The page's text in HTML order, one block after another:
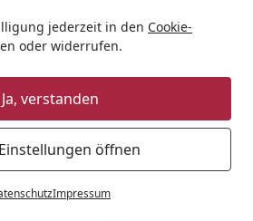
jederzeit in den Cookie-
oder widerrufen.
Ja, verstanden
öffnen
Impressum